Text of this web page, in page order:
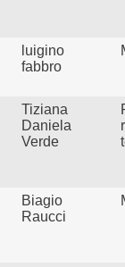
luigino
fabbro
Tiziana
Daniela
Verde
Biagio
Raucci